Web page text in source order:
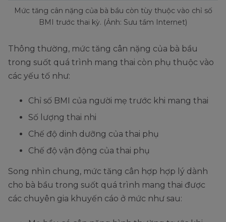
Mức tăng cân nặng của bà bầu còn tùy thuộc vào chỉ số
BMI trước thai kỳ. (Ảnh: Sưu tầm Internet)
Thông thường, mức tăng cân nặng của bà bầu
trong suốt quá trình mang thai còn phụ thuộc vào
các yếu tố như:
Chỉ số BMI của người mẹ trước khi mang thai
Số lượng thai nhi
Chế độ dinh dưỡng của thai phụ
Chế độ vận động của thai phụ
Song nhìn chung, mức tăng cân hợp hợp lý dành
cho bà bầu trong suốt quá trình mang thai được
các chuyên gia khuyến cáo ở mức như sau: